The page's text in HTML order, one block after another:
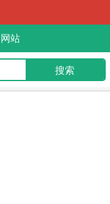
站